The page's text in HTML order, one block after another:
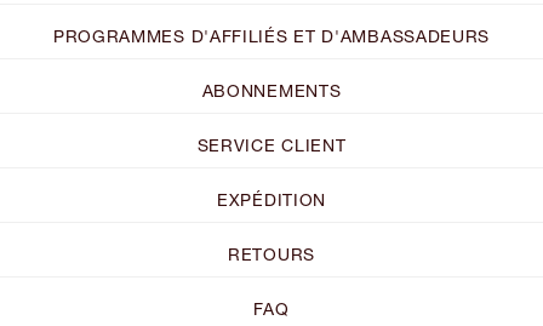
PROGRAMMES D'AFFILIÉS ET D'AMBASSADEURS
ABONNEMENTS
SERVICE CLIENT
EXPÉDITION
RETOURS
FAQ